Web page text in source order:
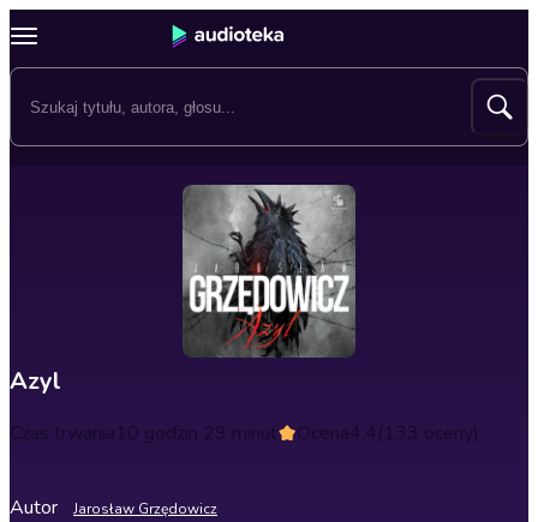
Azyl
Czas trwania10 godzin 29 minut Ocena4.4(133 oceny)
Autor Jarosław Grzędowicz